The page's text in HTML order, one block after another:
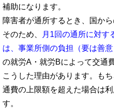
補助になります。
障害者が通所するとき、国か
そのため、
月1回の通所に対す
は、事業所側の負担（要は善意
の就労A・就労Bによって交通
こうした理由があります。も
通費の上限額を超えた場合は
す。